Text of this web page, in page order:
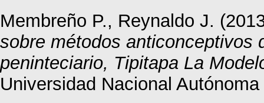
Membreño P., Reynaldo J.
sobre métodos anticonceptivos
peninteciario, Tipitapa La
Universidad Nacional